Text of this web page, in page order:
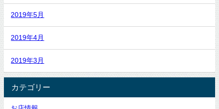
2019年5月
2019年4月
2019年3月
カテゴリー